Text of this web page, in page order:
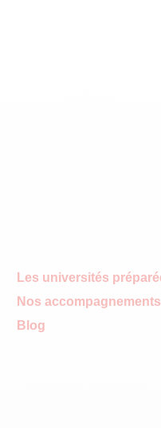
Les universités
Nos accompagnements
Blog